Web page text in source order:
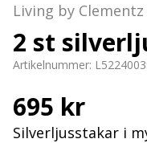
Living by Clementz
2 st
Artikelnummer:
695 kr
Silverljusstakar i